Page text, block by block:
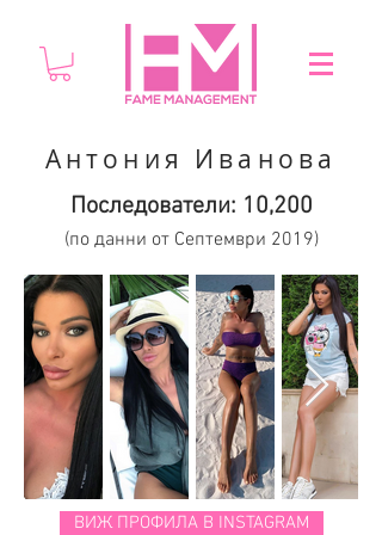
Антония Иванова
Последователи: 10,200
(по данни от Септември 2019)
ВИЖ ПРОФИЛА В INSTAGRAM